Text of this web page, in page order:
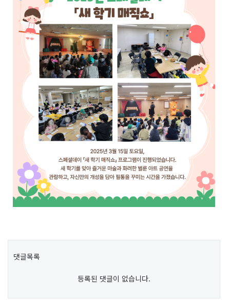
댓글목록
등록된 댓글이 없습니다.